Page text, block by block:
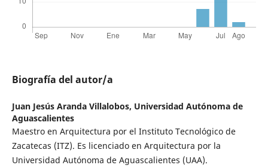
Biografía del autor/a
Juan Jesús Aranda Villalobos, Universidad Autónoma de
Aguascalientes
Maestro en Arquitectura por el Instituto Tecnológico de
Zacatecas (ITZ). Es licenciado en Arquitectura por la
Universidad Autónoma de Aguascalientes (UAA).